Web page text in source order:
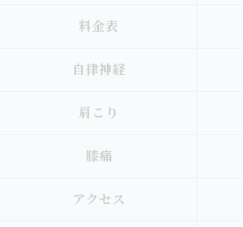
料金表
自律神経
肩こり
膝痛
アクセス